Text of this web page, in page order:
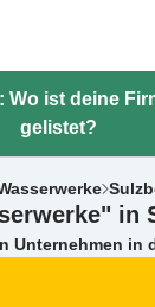
Wo ist deine
gelistet?
in
Unternehmen in